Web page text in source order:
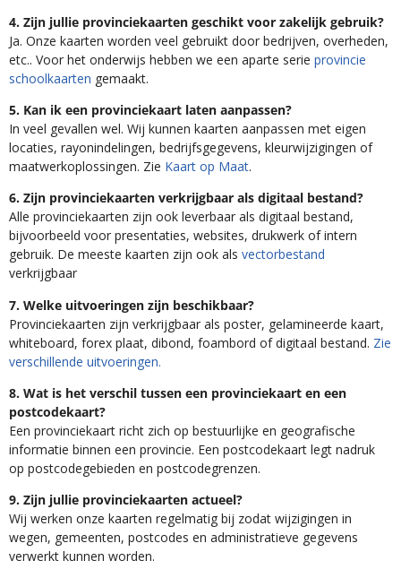
4. Zijn jullie provinciekaarten geschikt voor zakelijk gebruik?
Ja. Onze kaarten worden veel gebruikt door bedrijven, overheden,
etc.. Voor het onderwijs hebben we een aparte serie provincie
schoolkaarten gemaakt.
5. Kan ik een provinciekaart laten aanpassen?
In veel gevallen wel. Wij kunnen kaarten aanpassen met eigen
locaties, rayonindelingen, bedrijfsgegevens, kleurwijzigingen of
maatwerkoplossingen. Zie Kaart op Maat.
6. Zijn provinciekaarten verkrijgbaar als digitaal bestand?
Alle provinciekaarten zijn ook leverbaar als digitaal bestand,
bijvoorbeeld voor presentaties, websites, drukwerk of intern
gebruik. De meeste kaarten zijn ook als vectorbestand
verkrijgbaar
7. Welke uitvoeringen zijn beschikbaar?
Provinciekaarten zijn verkrijgbaar als poster, gelamineerde kaart,
whiteboard, forex plaat, dibond, foambord of digitaal bestand. Zie
verschillende uitvoeringen.
8. Wat is het verschil tussen een provinciekaart en een
postcodekaart?
Een provinciekaart richt zich op bestuurlijke en geografische
informatie binnen een provincie. Een postcodekaart legt nadruk
op postcodegebieden en postcodegrenzen.
9. Zijn jullie provinciekaarten actueel?
Wij werken onze kaarten regelmatig bij zodat wijzigingen in
wegen, gemeenten, postcodes en administratieve gegevens
verwerkt kunnen worden.